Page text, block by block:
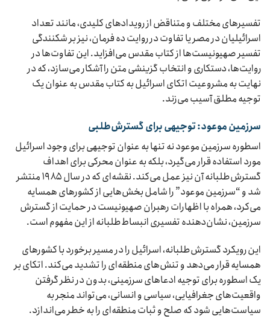
تفسیرهای مختلف و متناقض از رویدادهای کلیدی، مانند تعداد
اسرائیلیان در مصر یا تفاوت در روایت ده فرمان، نیز بر شکنندگی
تفسیر صهیونیست‌ها از کتاب مقدس می‌افزاید. این تفاوت‌ها در
روایت‌ها، دستکاری و انتخاب گزینشی متن را آشکار می‌سازد، که در
نهایت به مشروعیت اتکای اسرائیل به کتاب مقدس به عنوان یک
توجیه مطلق آسیب می‌زند.
سرزمین موعود: توجیهی برای گسترش‌طلبی
اسطوره سرزمین موعود نه تنها به عنوان توجیهی برای وجود اسرائیل
مورد استفاده قرار می‌گیرد، بلکه به عنوان محرکی برای اهداف
گسترش‌طلبانه آن نیز عمل می‌کند. نقشه‌ای که در سال ۱۹۸۵ منتشر
شد و “سرزمین موعود” را شامل بخش‌هایی از کشورهای همسایه
می‌کرد، همراه با اظهارات رهبران صهیونیست در حمایت از گسترش
سرزمین، نشان‌دهنده تفسیری انبساط‌طلبانه از این مفهوم است.
این رویکرد گسترش‌طلبانه، اسرائیل را در مسیر برخورد با کشورهای
همسایه قرار می‌دهد و تنش‌های منطقه‌ای را تشدید می‌کند. اتکای بر
یک اسطوره برای توجیه ادعاهای سرزمینی، بدون در نظر گرفتن
واقعیت‌های جغرافیایی، سیاسی و انسانی، می‌تواند منجر به
سیاست‌هایی شود که صلح و ثبات منطقه‌ای را به خطر می‌اندازد.